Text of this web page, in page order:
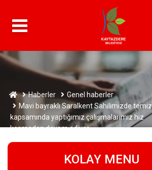
Haberler
Genel haberler
Mavi bayraklı Saralkent Sahilimizde
kapsamında yaptığımız çalışmalarımız hız
kesmeden devam ediyor.
KOLAY MENU